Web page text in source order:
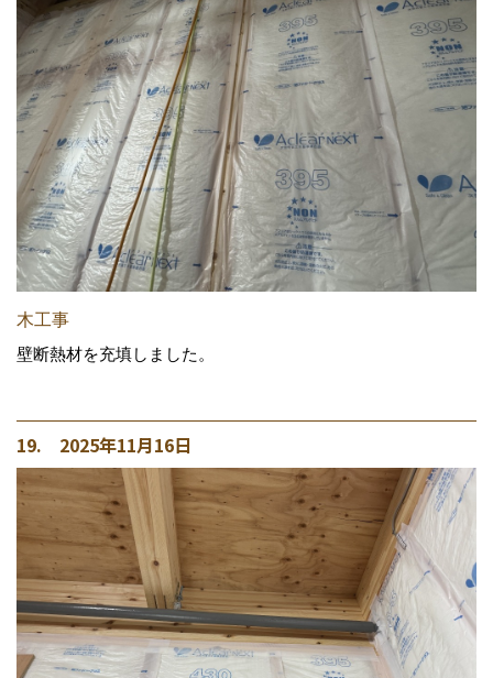
木工事
壁断熱材を充填しました。
19. 2025年11月16日